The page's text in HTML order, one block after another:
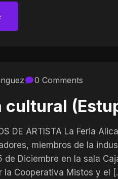
0 Comments
cultural
DE ARTISTA La Feria
miembros de la
de Diciembre en la sala
la Cooperativa Mistos y el